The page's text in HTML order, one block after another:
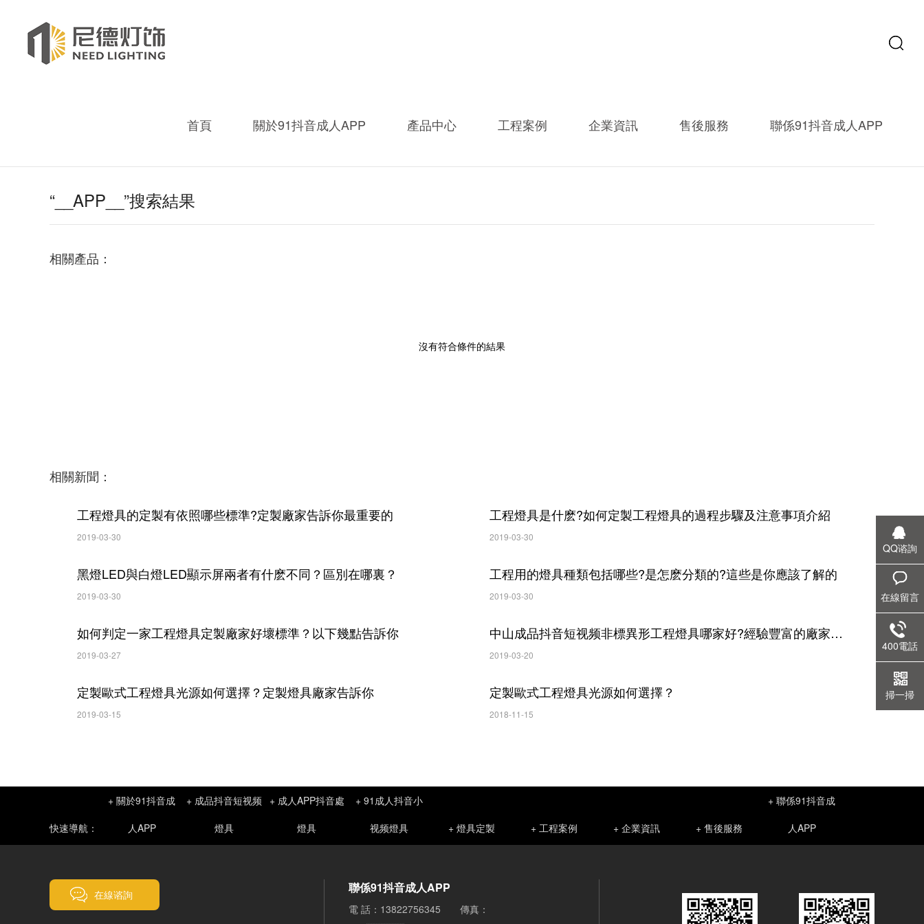
首頁 關於91抖音成人APP 產品中心 工程案例 企業資訊 售後服務 聯係91抖音成人APP
QQ谘詢
在線留言
400電話
掃一掃
“__APP__”搜索結果
相關產品：
沒有符合條件的結果
相關新聞：
工程燈具的定製有依照哪些標準?定製廠家告訴你最重要的
2019-03-30
工程燈具是什麽?如何定製工程燈具的過程步驟及注意事項介紹
2019-03-30
黑燈LED與白燈LED顯示屏兩者有什麽不同？區別在哪裏？
2019-03-30
工程用的燈具種類包括哪些?是怎麽分類的?這些是你應該了解的
2019-03-30
如何判定一家工程燈具定製廠家好壞標準？以下幾點告訴你
2019-03-27
中山成品抖音短视频非標異形工程燈具哪家好?經驗豐富的廠家介紹
2019-03-20
定製歐式工程燈具光源如何選擇？定製燈具廠家告訴你
2019-03-15
定製歐式工程燈具光源如何選擇？
2018-11-15
快速導航：
+ 關於91抖音成
人APP
+ 成品抖音短视频
燈具
+ 成人APP抖音處
燈具
+ 91成人抖音小
视频燈具
+ 燈具定製 + 工程案例 + 企業資訊 + 售後服務
+ 聯係91抖音成
人APP
在線谘詢 聯係91抖音成人APP
電 話：13822756345 傳真：